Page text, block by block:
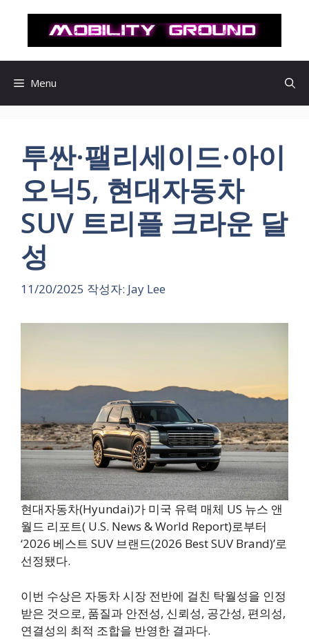
로
Menu
투싼·팰리세이드·아이
오닉5, 현대자동차
SUV 트리플 크라운 달
성
11/20/2025 작성자: Jay Lee
현대자동차(Hyundai)가 미국 유력 매체 US 뉴스 앤
월드 리포트( U.S. News & World Report)로부터
‘2026 베스트 SUV 브랜드(2026 Best SUV Brand)’로
선정됐다.
이번 수상은 자동차 시장 전반에 걸친 탁월성을 인정
받은 것으로, 품질과 안전성, 신뢰성, 공간성, 편의성,
연결성의 최적 조합을 반영한 결과다.